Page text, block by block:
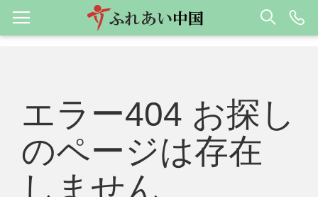
エラー404 お探し
のページは存在
しません